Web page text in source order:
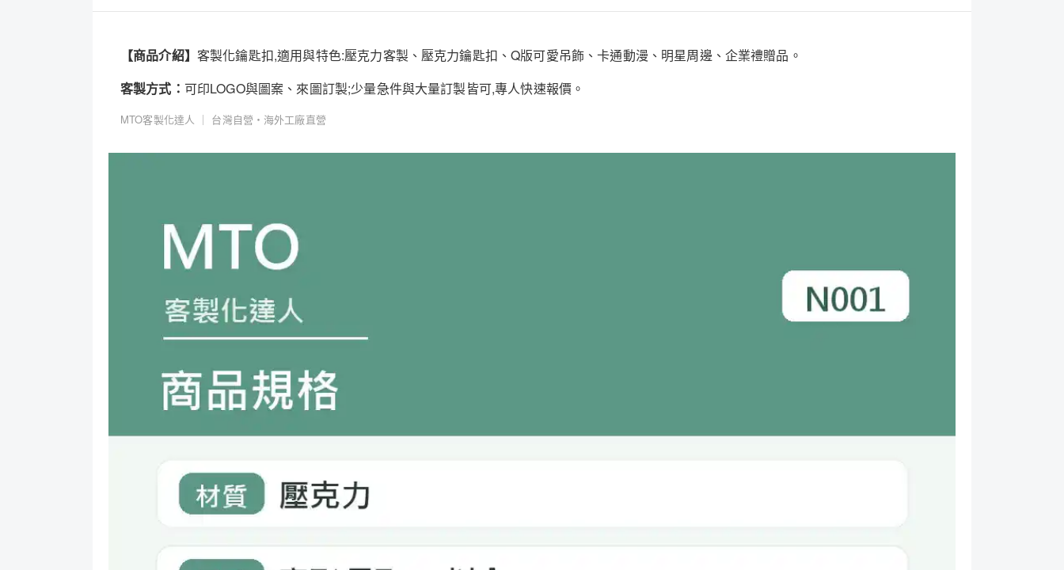
【商品介紹】 客製化鑰匙扣,適用與特色:壓克力客製、壓克力鑰匙扣、Q版可愛吊飾、卡通動漫、明星周邊、企業禮贈品。
客製方式： 可印LOGO與圖案、來圖訂製;少量急件與大量訂製皆可,專人快速報價。
MTO客製化達人 ｜ 台灣自營・海外工廠直營